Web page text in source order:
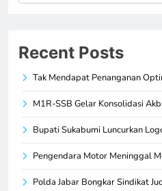
Recent Posts
Tak Mendapat Penanganan
M1R-SSB Gelar Konsolidasi
Bupati Sukabumi Luncurkan
Pengendara Motor Meninggal
Polda Jabar Bongkar Sindikat